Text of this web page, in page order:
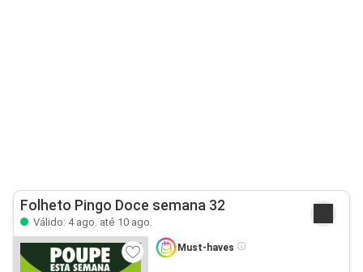
Folheto Pingo Doce semana 32
Válido: 4 ago. até 10 ago.
Must-haves